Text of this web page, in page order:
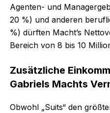
Agenten- und
20 %) und anderen
%) dürften Macht’s
Bereich von 8 bis 10
Zusätzliche
Gabriels Machts
Obwohl „Suits“ den